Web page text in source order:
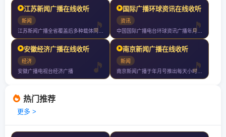
江苏新闻广播在线收听
新闻
国际广播环球资讯在线收听
资讯
安徽经济广播在线收听
经济
安徽广播电视台经济广播
南京新闻广播在线收听
新闻
热门推荐
更多 >